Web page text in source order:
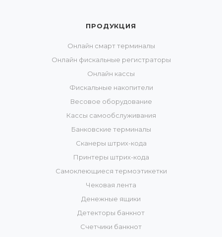
ПРОДУКЦИЯ
Онлайн смарт терминалы
Онлайн фискальные регистраторы
Онлайн кассы
Фискальные накопители
Весовое оборудование
Кассы самообслуживания
Банковские терминалы
Сканеры штрих-кода
Принтеры штрих-кода
Самоклеющиеся термоэтикетки
Чековая лента
Денежные ящики
Детекторы банкнот
Счетчики банкнот